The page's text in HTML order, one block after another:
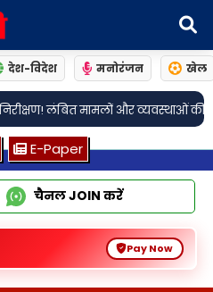
देश-विदेश मनोरंजन खेल
आवश्यक निर्देश• लखनऊ: इटौंजा थाना
E-Paper
चैनलJOIN करें
Pay Now